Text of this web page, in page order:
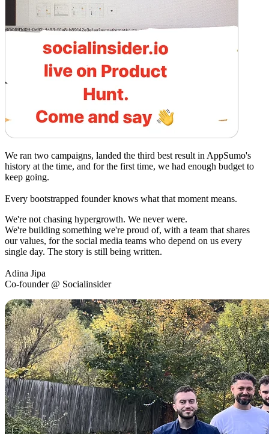
We ran two campaigns, landed the third best result in AppSumo's
history at the time, and for the first time, we had enough budget to
keep going.
Every bootstrapped founder knows what that moment means.
We're not chasing hypergrowth. We never were.
We're building something we're proud of, with a team that shares
our values, for the social media teams who depend on us every
single day. The story is still being written.
Adina Jipa
Co-founder @ Socialinsider